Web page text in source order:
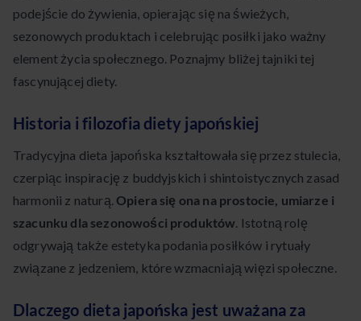
podejście do żywienia, opierając się na świeżych,
sezonowych produktach i celebrując posiłki jako ważny
element życia społecznego. Poznajmy bliżej tajniki tej
fascynującej diety.
Historia i filozofia diety japońskiej
Tradycyjna dieta japońska kształtowała się przez stulecia,
czerpiąc inspirację z buddyjskich i shintoistycznych zasad
harmonii z naturą. Opiera się ona na prostocie, umiarze i
szacunku dla sezonowości produktów. Istotną rolę
odgrywają także estetyka podania posiłków i rytuały
związane z jedzeniem, które wzmacniają więzi społeczne.
Dlaczego dieta japońska jest uważana za